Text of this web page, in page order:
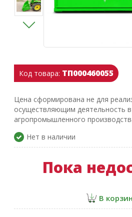
Код товара: ТП000460055
Цена сформирована не для
осуществляющим деятельность
агропромышленного
Нет в наличии
Пока
В